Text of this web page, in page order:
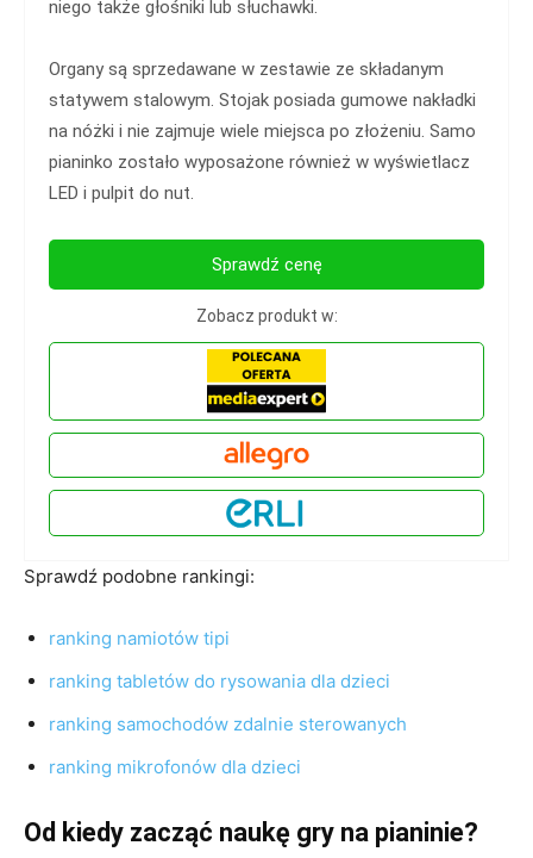
niego także głośniki lub słuchawki.
Organy są sprzedawane w zestawie ze składanym
statywem stalowym. Stojak posiada gumowe nakładki
na nóżki i nie zajmuje wiele miejsca po złożeniu. Samo
pianinko zostało wyposażone również w wyświetlacz
LED i pulpit do nut.
Sprawdź cenę
Zobacz produkt w:
Sprawdź podobne rankingi:
ranking namiotów tipi
ranking tabletów do rysowania dla dzieci
ranking samochodów zdalnie sterowanych
ranking mikrofonów dla dzieci
Od kiedy zacząć naukę gry na pianinie?